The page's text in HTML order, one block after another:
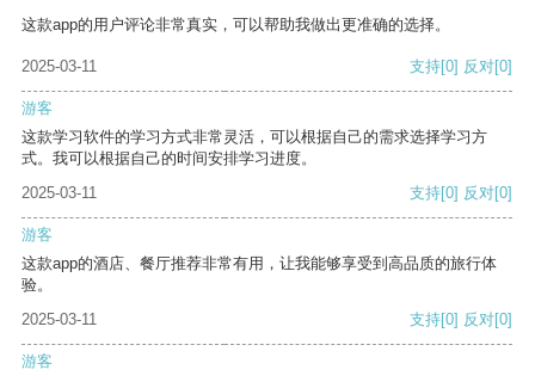
这款app的用户评论非常真实，可以帮助我做出更准确的选择。
2025-03-11 支持[0] 反对[0]
游客
这款学习软件的学习方式非常灵活，可以根据自己的需求选择学习方
式。我可以根据自己的时间安排学习进度。
2025-03-11
支持[0] 反对[0]
游客
这款app的酒店、餐厅推荐非常有用，让我能够享受到高品质的旅行体
验。
2025-03-11
支持[0] 反对[0]
游客